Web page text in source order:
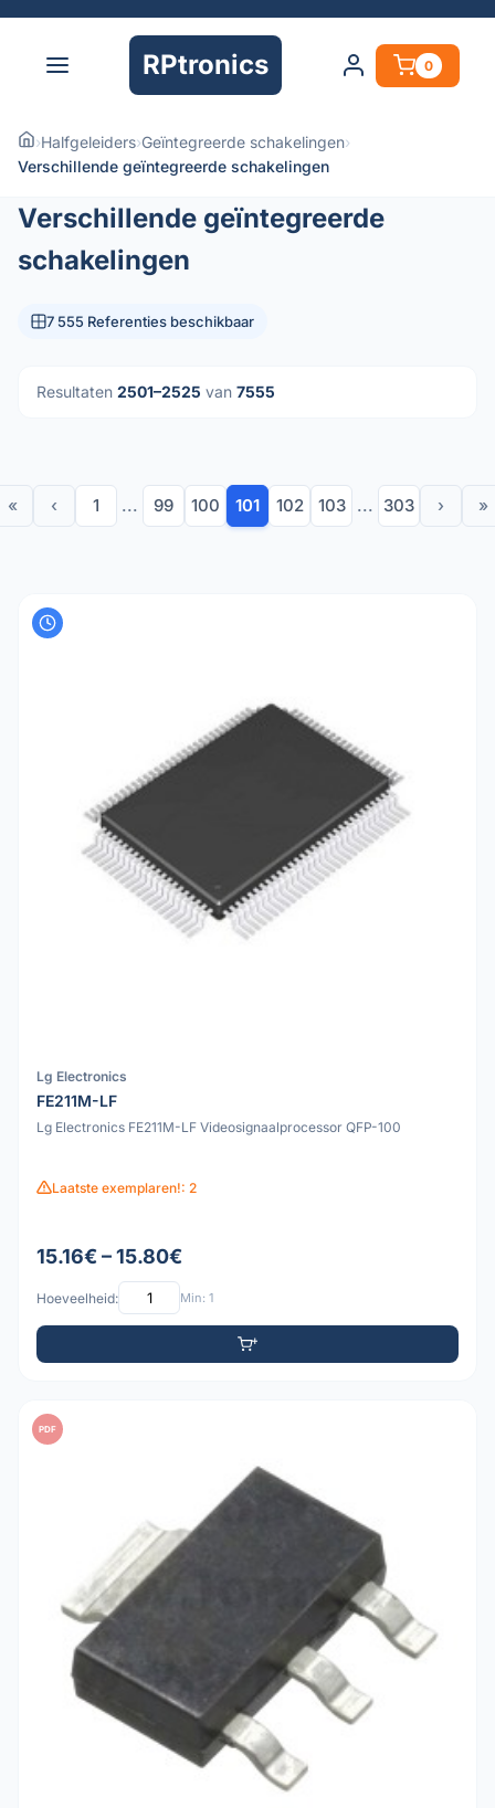
RPtronics 0
›Halfgeleiders›Geïntegreerde schakelingen›
Verschillende geïntegreerde schakelingen
Verschillende geïntegreerde
schakelingen
7 555 Referenties beschikbaar
Resultaten 2501–2525 van 7555
« ‹ 1 ... 99 100 101 102 103 ... 303 › »
Lg Electronics
FE211M-LF
Lg Electronics FE211M-LF Videosignaalprocessor QFP-100
Laatste exemplaren!: 2
15.16€ – 15.80€
Hoeveelheid: Min: 1
PDF